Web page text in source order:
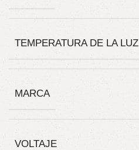
TEMPERATURA DE LA LUZ
MARCA
VOLTAJE